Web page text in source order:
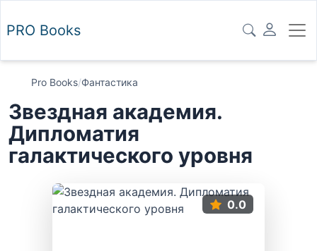
PRO Books
Pro Books/Фантастика
Звездная академия.
Дипломатия
галактического уровня
0.0